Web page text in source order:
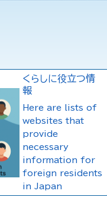
くらしに役立つ情
報
Here are lists of
websites that
provide
necessary
information for
foreign residents
in Japan